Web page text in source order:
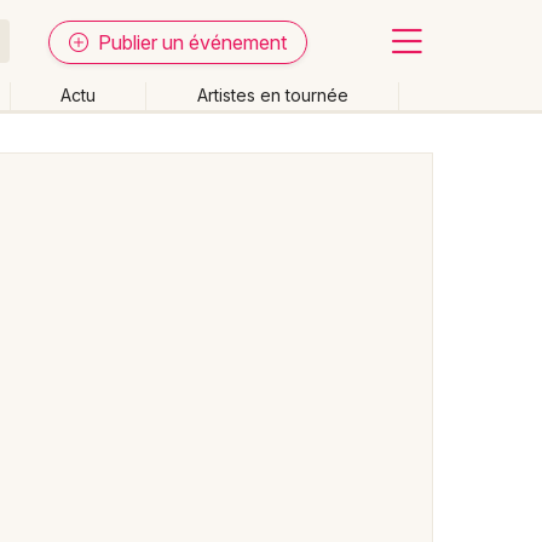
Publier un événement
Actu Artistes en tournée